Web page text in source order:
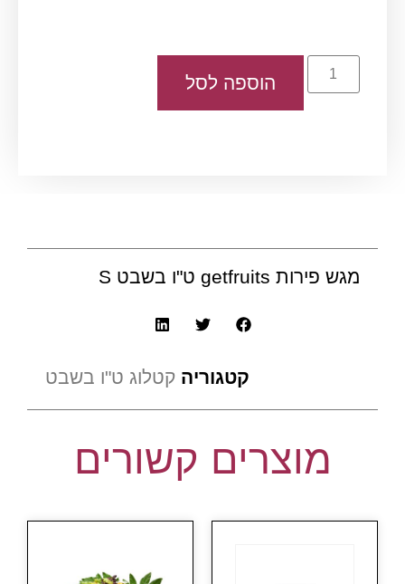
הוספה לסל
מגש פירות getfruits ט"ו בשבט S
קטגוריה קטלוג ט"ו בשבט
מוצרים קשורים